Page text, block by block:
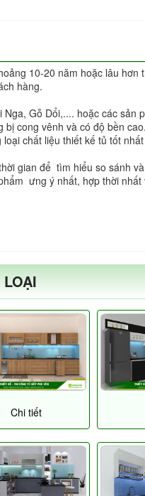
10-20 năm hoặc lâu hơn
hàng.
Gỗ Dổi,.... hoặc các sản
bị cong vênh và có độ bền
chất liệu thiết kế tủ tốt
gian để tìm hiểu so sánh
ưng ý nhất, hợp thời
Chi tiết